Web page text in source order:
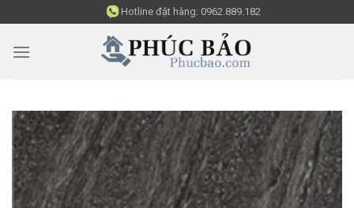
to
content
Hotline đặt hàng: 0962.889.182